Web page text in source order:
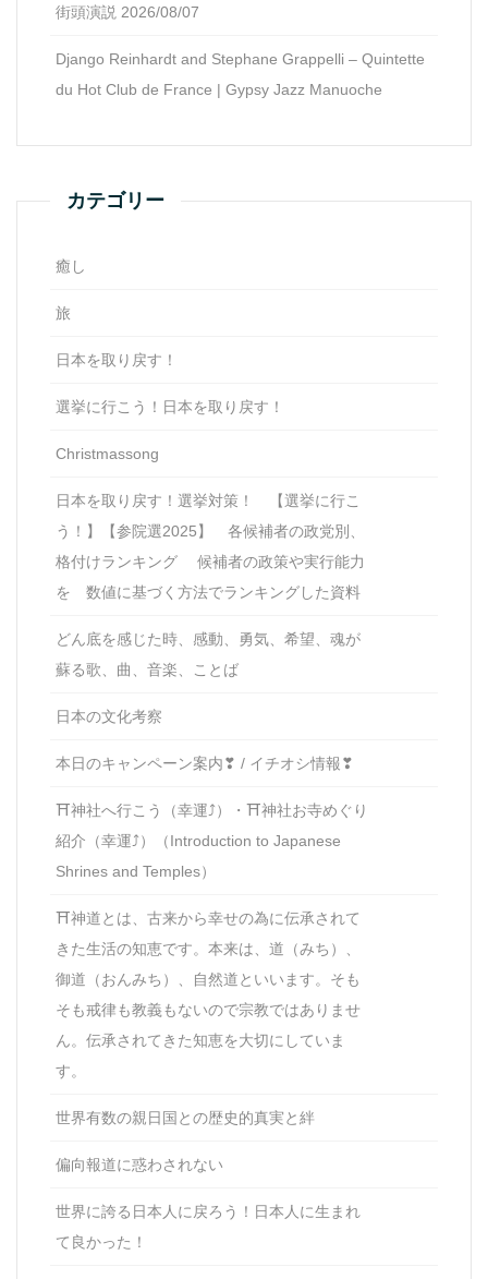
街頭演説 2026/08/07
Django Reinhardt and Stephane Grappelli – Quintette
du Hot Club de France | Gypsy Jazz Manuoche
カテゴリー
癒し
旅
日本を取り戻す！
選挙に行こう！日本を取り戻す！
Christmassong
日本を取り戻す！選挙対策！ 【選挙に行こ
う！】【参院選2025】 各候補者の政党別、
格付けランキング 候補者の政策や実行能力
を 数値に基づく方法でランキングした資料
どん底を感じた時、感動、勇気、希望、魂が
蘇る歌、曲、音楽、ことば
日本の文化考察
本日のキャンペーン案内❣ / イチオシ情報❣
⛩神社へ行こう（幸運⤴）・⛩神社お寺めぐり
紹介（幸運⤴）（Introduction to Japanese
Shrines and Temples）
⛩神道とは、古来から幸せの為に伝承されて
きた生活の知恵です。本来は、道（みち）、
御道（おんみち）、自然道といいます。そも
そも戒律も教義もないので宗教ではありませ
ん。伝承されてきた知恵を大切にしていま
す。
世界有数の親日国との歴史的真実と絆
偏向報道に惑わされない
世界に誇る日本人に戻ろう！日本人に生まれ
て良かった！